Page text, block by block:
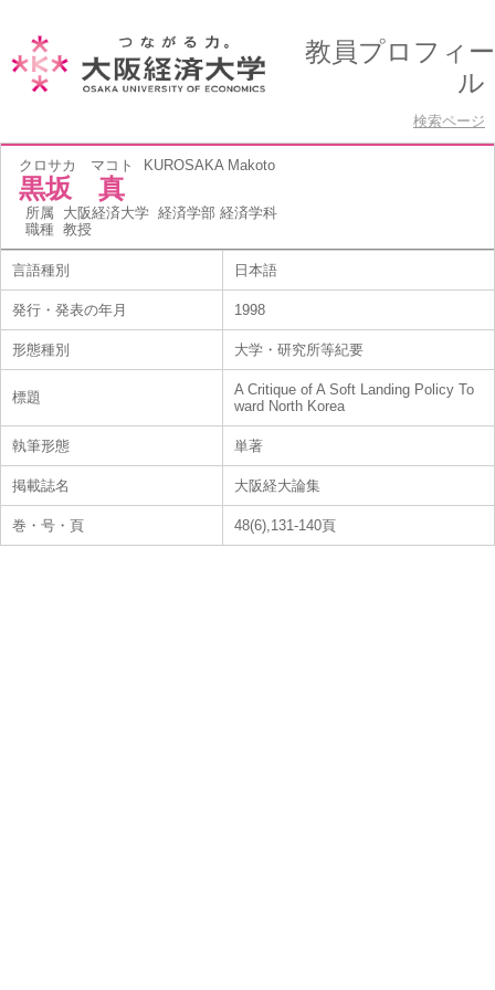
教員プロフィー
ル
検索ページ
クロサカ マコト KUROSAKA Makoto
黒坂 真
所属 大阪経済大学 経済学部 経済学科
職種 教授
言語種別 日本語
発行・発表の年月 1998
形態種別 大学・研究所等紀要
標題
A Critique of A Soft Landing Policy To
ward North Korea
執筆形態 単著
掲載誌名 大阪経大論集
巻・号・頁 48(6),131-140頁